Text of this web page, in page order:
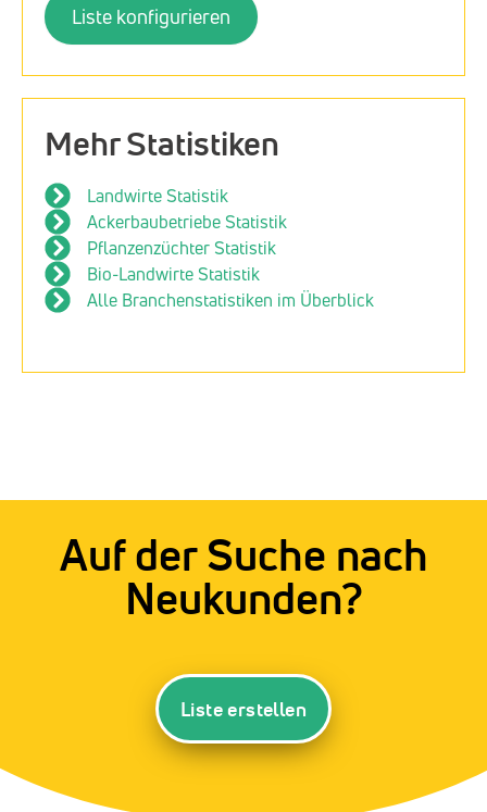
Liste konfigurieren
Mehr Statistiken
Landwirte Statistik
Ackerbaubetriebe Statistik
Pflanzenzüchter Statistik
Bio-Landwirte Statistik
Alle Branchenstatistiken im Überblick
Auf der Suche nach
Neukunden?
Liste erstellen